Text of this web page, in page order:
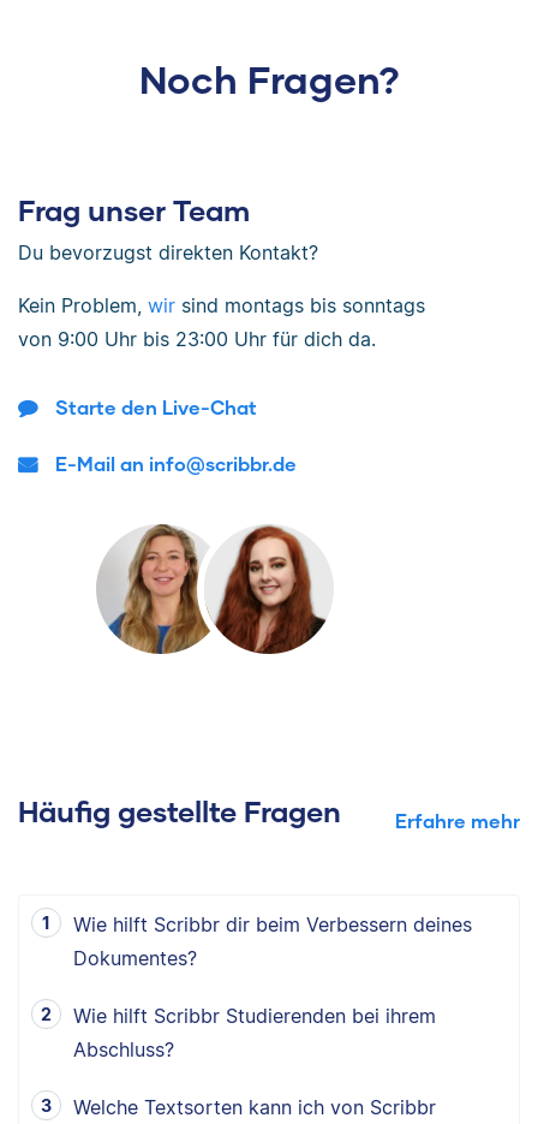
Noch Fragen?
Frag unser Team
Du bevorzugst direkten Kontakt?
Kein Problem, wir sind montags bis sonntags
von 9:00 Uhr bis 23:00 Uhr für dich da.
Starte den Live-Chat
E-Mail an info@scribbr.de
Häufig gestellte Fragen Erfahre mehr
Wie hilft Scribbr dir beim Verbessern deines
Dokumentes?
Wie hilft Scribbr Studierenden bei ihrem
Abschluss?
Welche Textsorten kann ich von Scribbr